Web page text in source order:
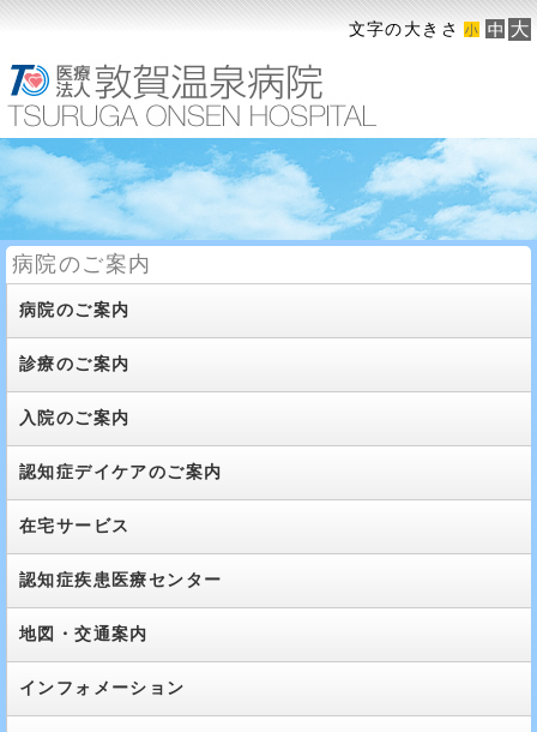
文字の大きさ
病院のご案内
病院のご案内
診療のご案内
入院のご案内
認知症デイケアのご案内
在宅サービス
認知症疾患医療センター
地図・交通案内
インフォメーション